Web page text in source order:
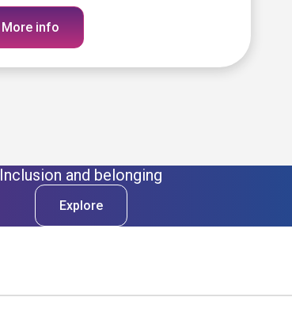
More info
Inclusion and belonging
Explore